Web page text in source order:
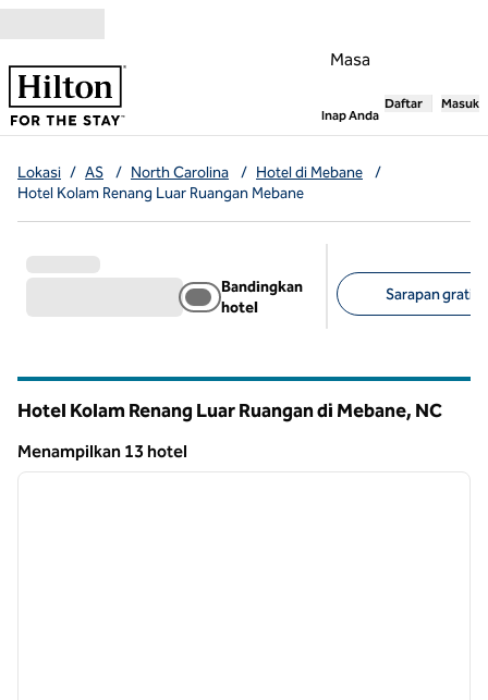
Lompati ke Konten
Masa
Inap Anda,Membuka
Daftar Masuk
Lokasi / AS / North Carolina / Hotel di Mebane
/
Hotel Kolam Renang Luar Ruangan Mebane
Bandingkan
hotel
Sarapan gratis
Hotel Kolam Renang Luar Ruangan di Mebane, NC
Menampilkan 13 hotel
Menampilkan 13 hotel
1 dari 12